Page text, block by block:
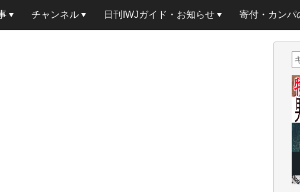
チャンネル 日刊IWJガイド・お知らせ 寄付・カンパ